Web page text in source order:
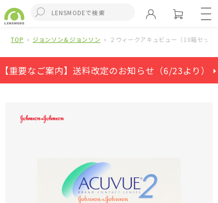
TOP ジョンソン＆ジョンソン ２ウィークアキュビュー（10箱セット
【重要なご案内】送料改定のお知らせ（6/23より） ⏵